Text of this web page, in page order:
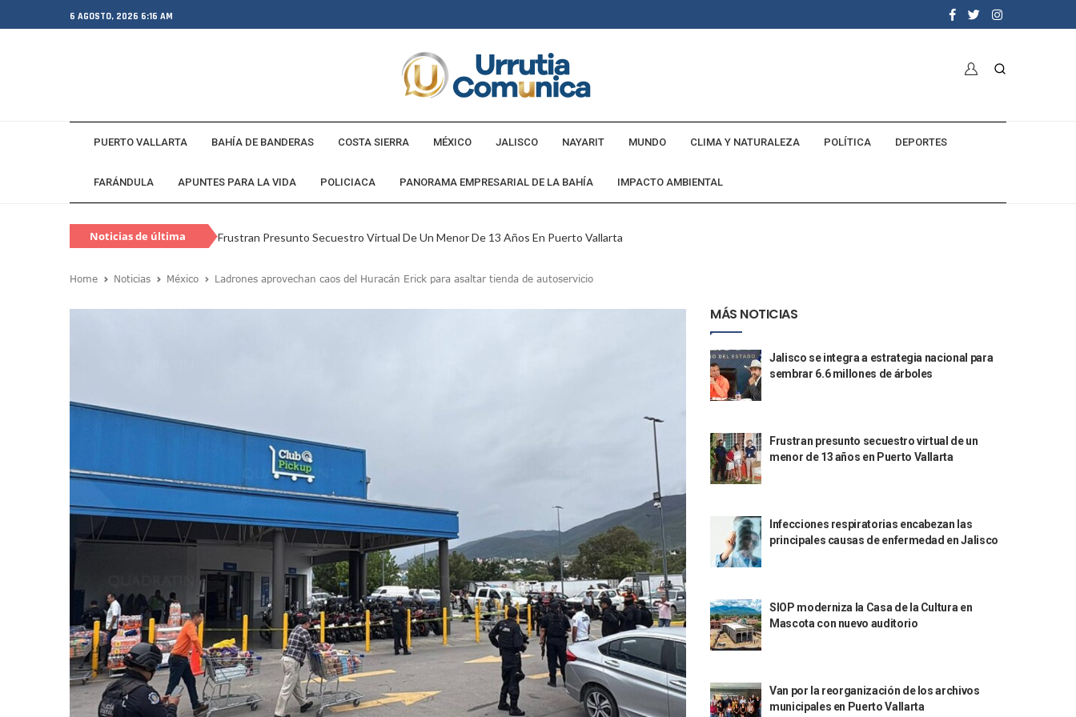
6 AGOSTO, 2026 6:16 AM
PUERTO VALLARTA BAHÍA DE BANDERAS COSTA SIERRA MÉXICO JALISCO NAYARIT MUNDO CLIMA Y NATURALEZA POLÍTICA DEPORTES
FARÁNDULA APUNTES PARA LA VIDA POLICIACA PANORAMA EMPRESARIAL DE LA BAHÍA IMPACTO AMBIENTAL
Noticias de última
Frustran Presunto Secuestro Virtual De Un Menor De 13 Años En Puerto Vallarta
SIOP Moderniza La Casa De La Cultura En Mascota Con Nuevo Auditorio
Avanza Plan Para Construir Estadio De Tritones Vallarta; Será Financiado Por Privados
Nuevas Concesiones De Taxis En Puerto Vallarta, ¿para Quiénes Aplica Y Cómo Tramitarlas?
Mueren Cuatro Personas Tras Explosión De Una Pipa En Tlaquepaque (VIDEO)
Bruno Blancas Lleva El Mensaje De La Cuarta Transformación A Puerto Vallarta Y Tomatlán
Liberan 180 Crías De Iguana Verde En El Estero El Salado Por Su 26 Aniversario
Puerto Vallarta Participa En Los PriceAgencies Awards 2026 En Ciudad De México
Ofrecerán Asesoría Jurídica Gratuita En Puerto Vallarta Para Emprendedores Y Ciudadanía
Juan Solís E Iris Torres Buscan Integrar La Planilla Del PAN Vallarta Para El 2027
Realizan Operativo Preventivo En Seis Colonias Del Centro De Puerto Vallarta
Arquitecto Luis Munguía Reconoce La Labor Del Personal De Servicios Eficientes
Semana Lluviosa Para Puerto Vallarta Con Tormentas Y Ambiente Caluroso
Voces Del Orgullo Distingue A Referentes De La Comunidad LGBT+ En Puerto Vallarta
Partido Verde Conforma Su 12.º “Ejército Del Verde” En La Colonia Primero De Mayo
Buques Mexicanos Parten A Venezuela Con 718 Toneladas De Ayuda Humanitaria
Home Noticias México Ladrones aprovechan caos del Huracán Erick para asaltar tienda de autoservicio
MÁS NOTICIAS
Jalisco se integra a estrategia nacional para
sembrar 6.6 millones de árboles
Frustran presunto secuestro virtual de un
menor de 13 años en Puerto Vallarta
Infecciones respiratorias encabezan las
principales causas de enfermedad en Jalisco
SIOP moderniza la Casa de la Cultura en
Mascota con nuevo auditorio
Van por la reorganización de los archivos
municipales en Puerto Vallarta